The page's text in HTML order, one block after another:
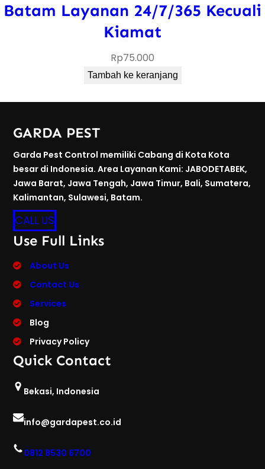
Batam Layanan 24/7/365 Kecuali
Kiamat
Rp75.000
Tambah ke keranjang
GARDA PEST
Garda Pest Control memiliki Cabang di Kota Kota
besar di Indonesia. Area Layanan Kami: JABODETABEK,
Jawa Barat, Jawa Tengah, Jawa Timur, Bali, Sumatera,
Kalimantan, Sulawesi, Batam.
CALL US
Use Full Links
About Us
Contact Us
Services
Blog
Privacy Policy
Quick Contact
Bekasi, Indonesia
info@gardapest.co.id
0812 8530 6700